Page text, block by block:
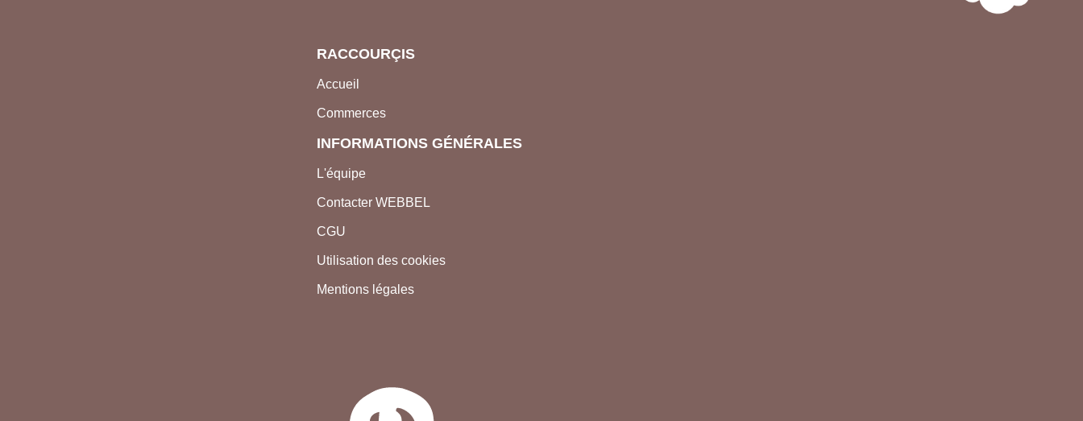
RACCOURÇIS
Accueil
Commerces
INFORMATIONS GÉNÉRALES
L'équipe
Contacter WEBBEL
CGU
Utilisation des cookies
Mentions légales